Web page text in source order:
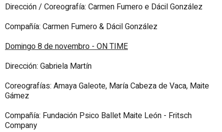
Dirección / Coreografía: Carmen Fumero e Dácil González
Compañía: Carmen Fumero & Dácil González
Domingo 8 de novembro - ON TIME
Dirección: Gabriela Martín
Coreografías: Amaya Galeote, María Cabeza de Vaca, Maite
Gámez
Compañía: Fundación Psico Ballet Maite León - Fritsch
Company